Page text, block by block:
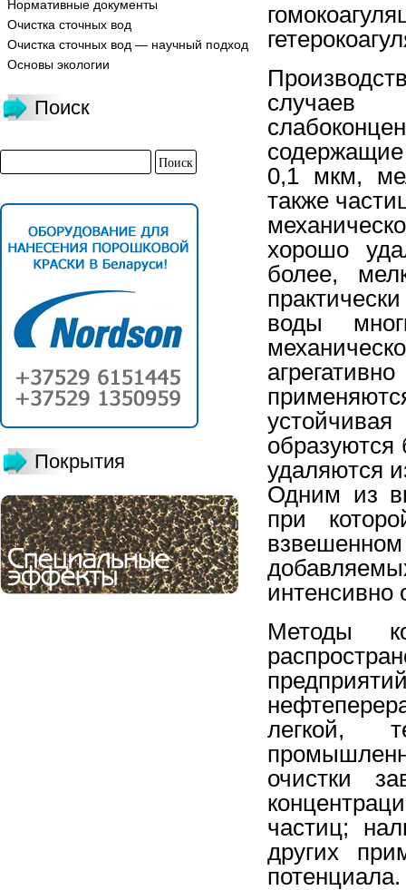
Нормативные документы
Очистка сточных вод
Очистка сточных вод — научный подход
Основы экологии
Поиск
Покрытия
0,1 мкм,
также
хорошо
более,
воды
образуются
удаляются
Одним из
при
Методы
легкой,
очистки
частиц;
других
потенциала.